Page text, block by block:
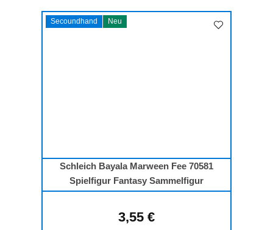
Secoundhand Neu
Schleich Bayala Marween Fee 70581
Spielfigur Fantasy Sammelfigur
Regulärer Preis:
3,55 €